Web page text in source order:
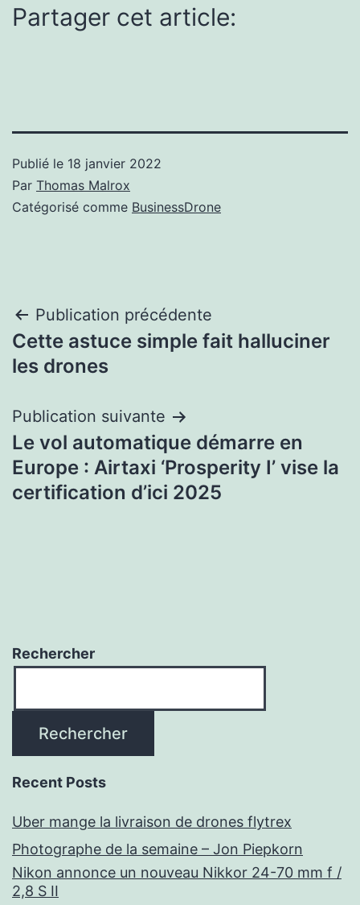
Partager cet article:
Publié le 18 janvier 2022
Par Thomas Malrox
Catégorisé comme BusinessDrone
Navigation
de
Publication précédente
Cette astuce simple fait halluciner
les drones
Publication suivante
Le vol automatique démarre en
Europe : Airtaxi ‘Prosperity I’ vise la
certification d’ici 2025
Rechercher
Rechercher
Recent Posts
Uber mange la livraison de drones flytrex
Photographe de la semaine – Jon Piepkorn
Nikon annonce un nouveau Nikkor 24-70 mm f /
2,8 S II